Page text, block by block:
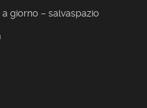
giorno – salvaspazio